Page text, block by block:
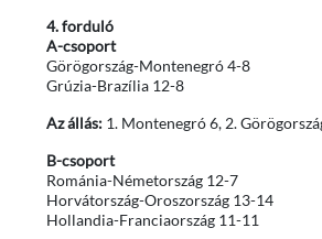
4. forduló
A-csoport
Görögország-Montenegró 4-8
Grúzia-Brazília 12-8
Az állás:1. Montenegró 6, 2.
B-csoport
Románia-Németország 12-7
Horvátország-Oroszország 13-14
Hollandia-Franciaország 11-11